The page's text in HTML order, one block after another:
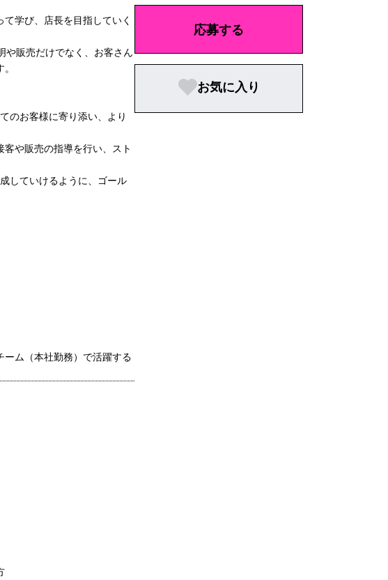
学び、店長を目指していく
や販売だけでなく、お客さん
のお客様に寄り添い、より
や販売の指導を行い、スト
していけるように、ゴール
ム（本社勤務）で活躍する
応募する
お気に入り